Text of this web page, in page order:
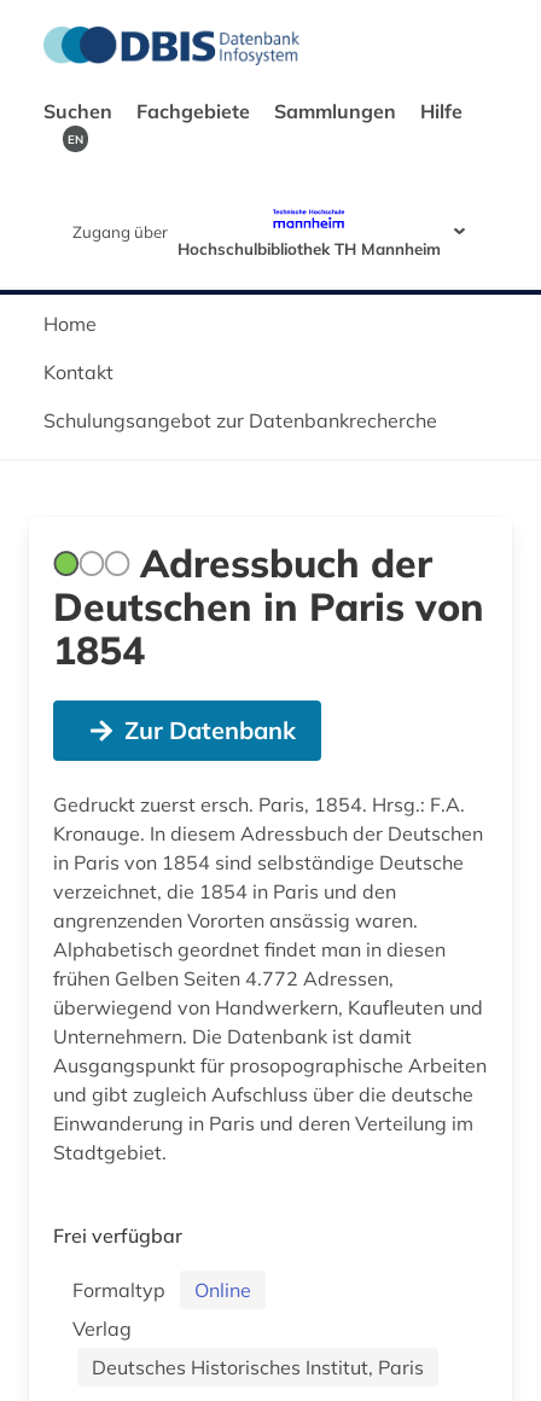
Suchen Fachgebiete Sammlungen Hilfe
EN
Zugang über
Hochschulbibliothek TH Mannheim
Home
Kontakt
Schulungsangebot zur Datenbankrecherche
Adressbuch der
Deutschen in Paris von
1854
Zur Datenbank
Gedruckt zuerst ersch. Paris, 1854. Hrsg.: F.A.
Kronauge. In diesem Adressbuch der Deutschen
in Paris von 1854 sind selbständige Deutsche
verzeichnet, die 1854 in Paris und den
angrenzenden Vororten ansässig waren.
Alphabetisch geordnet findet man in diesen
frühen Gelben Seiten 4.772 Adressen,
überwiegend von Handwerkern, Kaufleuten und
Unternehmern. Die Datenbank ist damit
Ausgangspunkt für prosopographische Arbeiten
und gibt zugleich Aufschluss über die deutsche
Einwanderung in Paris und deren Verteilung im
Stadtgebiet.
Frei verfügbar
Formaltyp
Online
Verlag
Deutsches Historisches Institut, Paris